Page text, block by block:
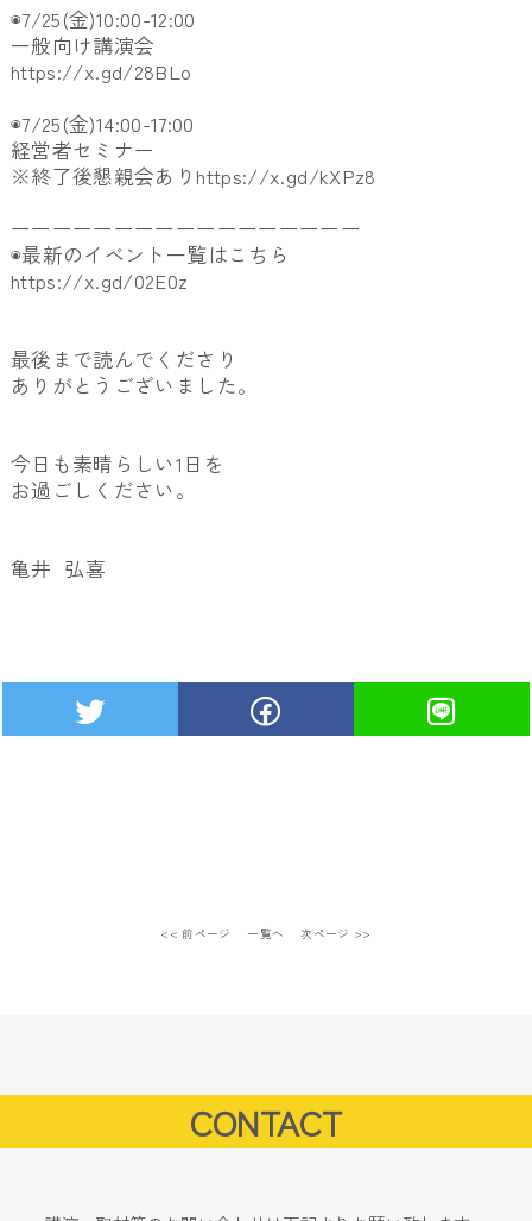
◉7/25(金)10:00-12:00
一般向け講演会
https://x.gd/28BLo
◉7/25(金)14:00-17:00
経営者セミナー
※終了後懇親会あり https://x.gd/kXPz8
ーーーーーーーーーーーーーーーーー
◉最新のイベント一覧はこちら
https://x.gd/02E0z
最後まで読んでくださり
ありがとうございました。
今日も素晴らしい1日を
お過ごしください。
亀井 弘喜
<< 前ページ 一覧へ 次ページ >>
CONTACT